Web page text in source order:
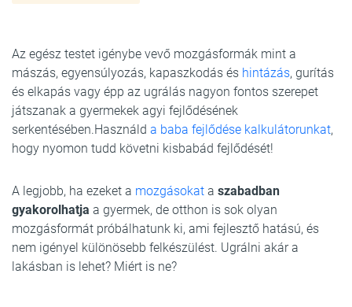
Az egész testet igénybe vevő mozgásformák mint a
mászás, egyensúlyozás, kapaszkodás és hintázás, gurítás
és elkapás vagy épp az ugrálás nagyon fontos szerepet
játszanak a gyermekek agyi fejlődésének
serkentésében.Használd a baba fejlődése kalkulátorunkat,
hogy nyomon tudd követni kisbabád fejlődését!
A legjobb, ha ezeket a mozgásokat a szabadban
gyakorolhatja a gyermek, de otthon is sok olyan
mozgásformát próbálhatunk ki, ami fejlesztő hatású, és
nem igényel különösebb felkészülést. Ugrálni akár a
lakásban is lehet? Miért is ne?